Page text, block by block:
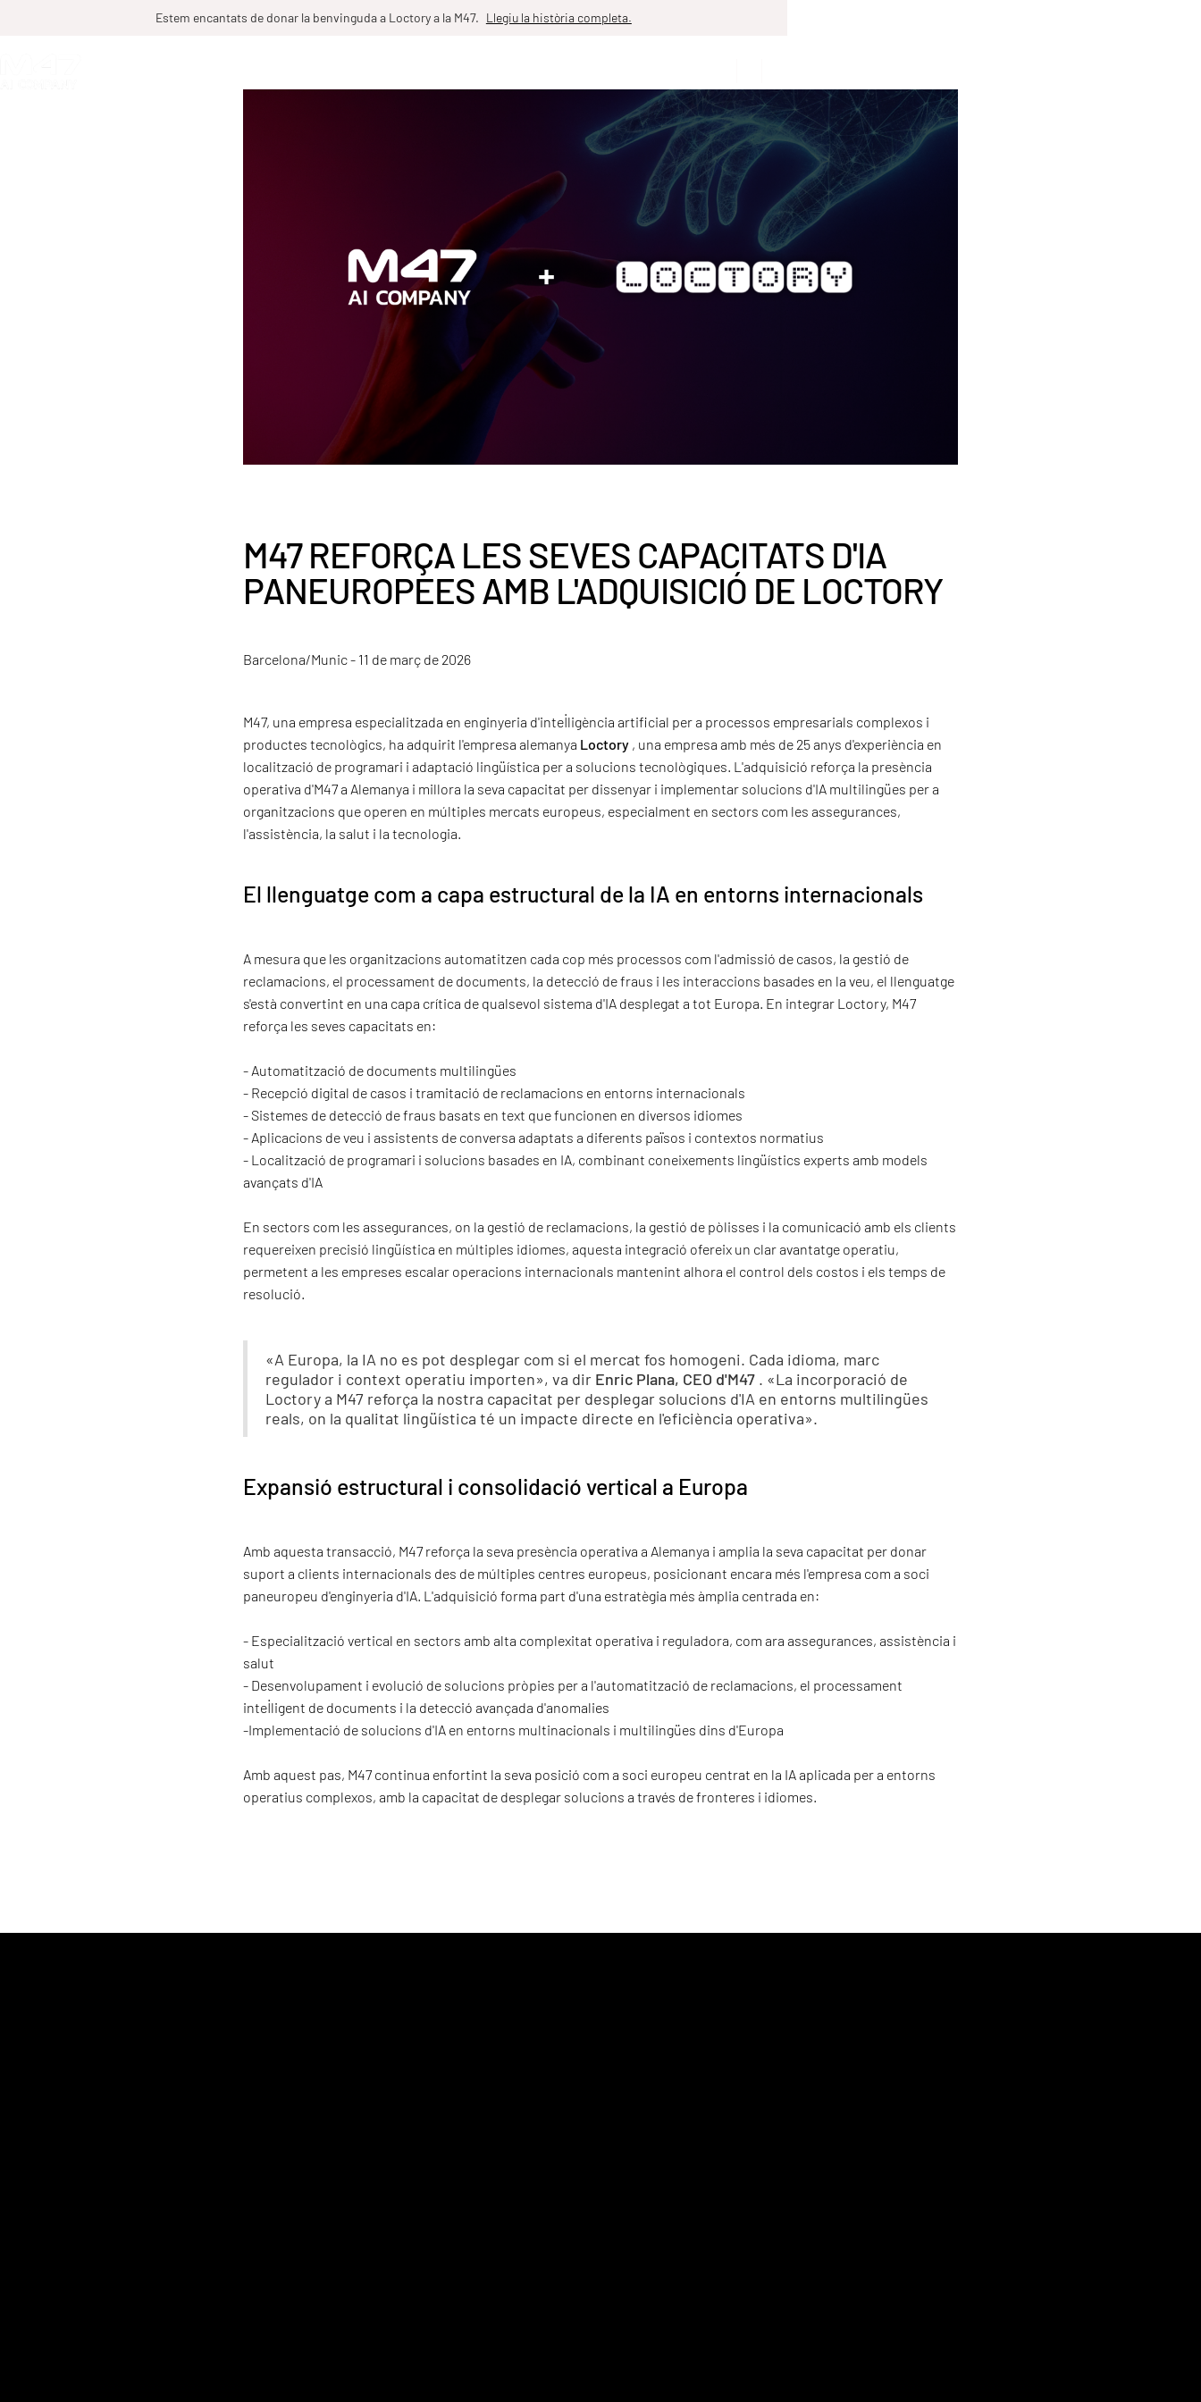
Estem encantats de donar la benvinguda a Loctory a la M47. Llegiu la història completa.
M47 REFORÇA LES SEVES CAPACITATS D'IA
PANEUROPEES AMB L'ADQUISICIÓ DE LOCTORY
Barcelona/Munic - 11 de març de 2026
M47, una empresa especialitzada en enginyeria d'intel·ligència artificial per a processos empresarials complexos i
productes tecnològics, ha adquirit l'empresa alemanya Loctory , una empresa amb més de 25 anys d'experiència en
localització de programari i adaptació lingüística per a solucions tecnològiques. L'adquisició reforça la presència
operativa d'M47 a Alemanya i millora la seva capacitat per dissenyar i implementar solucions d'IA multilingües per a
organitzacions que operen en múltiples mercats europeus, especialment en sectors com les assegurances,
l'assistència, la salut i la tecnologia.
El llenguatge com a capa estructural de la IA en entorns internacionals
A mesura que les organitzacions automatitzen cada cop més processos com l'admissió de casos, la gestió de
reclamacions, el processament de documents, la detecció de fraus i les interaccions basades en la veu, el llenguatge
s'està convertint en una capa crítica de qualsevol sistema d'IA desplegat a tot Europa. En integrar Loctory, M47
reforça les seves capacitats en:
- Automatització de documents multilingües
- Recepció digital de casos i tramitació de reclamacions en entorns internacionals
- Sistemes de detecció de fraus basats en text que funcionen en diversos idiomes
- Aplicacions de veu i assistents de conversa adaptats a diferents països i contextos normatius
- Localització de programari i solucions basades en IA, combinant coneixements lingüístics experts amb models
avançats d'IA
En sectors com les assegurances, on la gestió de reclamacions, la gestió de pòlisses i la comunicació amb els clients
requereixen precisió lingüística en múltiples idiomes, aquesta integració ofereix un clar avantatge operatiu,
permetent a les empreses escalar operacions internacionals mantenint alhora el control dels costos i els temps de
resolució.
«A Europa, la IA no es pot desplegar com si el mercat fos homogeni. Cada idioma, marc
regulador i context operatiu importen», va dir Enric Plana, CEO d'M47 . «La incorporació de
Loctory a M47 reforça la nostra capacitat per desplegar solucions d'IA en entorns multilingües
reals, on la qualitat lingüística té un impacte directe en l'eficiència operativa».
Expansió estructural i consolidació vertical a Europa
Amb aquesta transacció, M47 reforça la seva presència operativa a Alemanya i amplia la seva capacitat per donar
suport a clients internacionals des de múltiples centres europeus, posicionant encara més l'empresa com a soci
paneuropeu d'enginyeria d'IA. L'adquisició forma part d'una estratègia més àmplia centrada en:
- Especialització vertical en sectors amb alta complexitat operativa i reguladora, com ara assegurances, assistència i
salut
- Desenvolupament i evolució de solucions pròpies per a l'automatització de reclamacions, el processament
intel·ligent de documents i la detecció avançada d'anomalies
-Implementació de solucions d'IA en entorns multinacionals i multilingües dins d'Europa
Amb aquest pas, M47 continua enfortint la seva posició com a soci europeu centrat en la IA aplicada per a entorns
operatius complexos, amb la capacitat de desplegar solucions a través de fronteres i idiomes.